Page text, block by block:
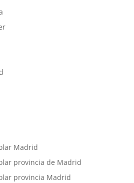
Madrid
provincia de Madrid
provincia Madrid